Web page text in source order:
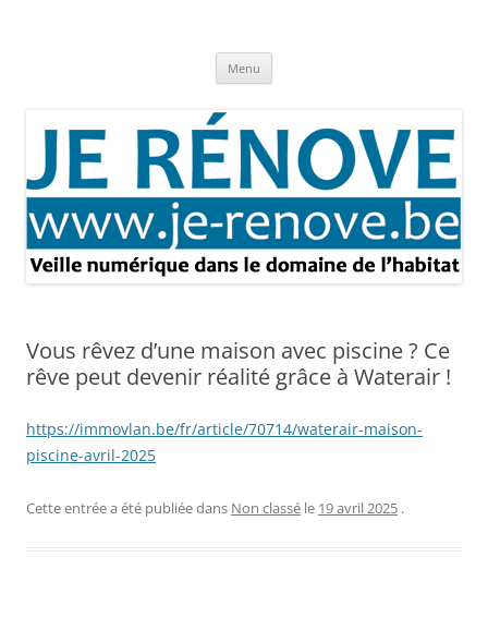
Menu
Vous rêvez d’une maison avec piscine ? Ce
rêve peut devenir réalité grâce à Waterair !
https://immovlan.be/fr/article/70714/waterair-maison-
piscine-avril-2025
Cette entrée a été publiée dans Non classé le 19 avril 2025 .